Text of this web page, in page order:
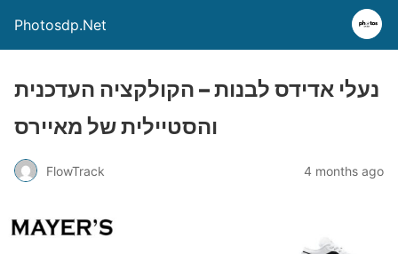
Photosdp.Net
נעלי אדידס לבנות – הקולקציה העדכנית
והסטיילית של מאיירס
FlowTrack 4 months ago